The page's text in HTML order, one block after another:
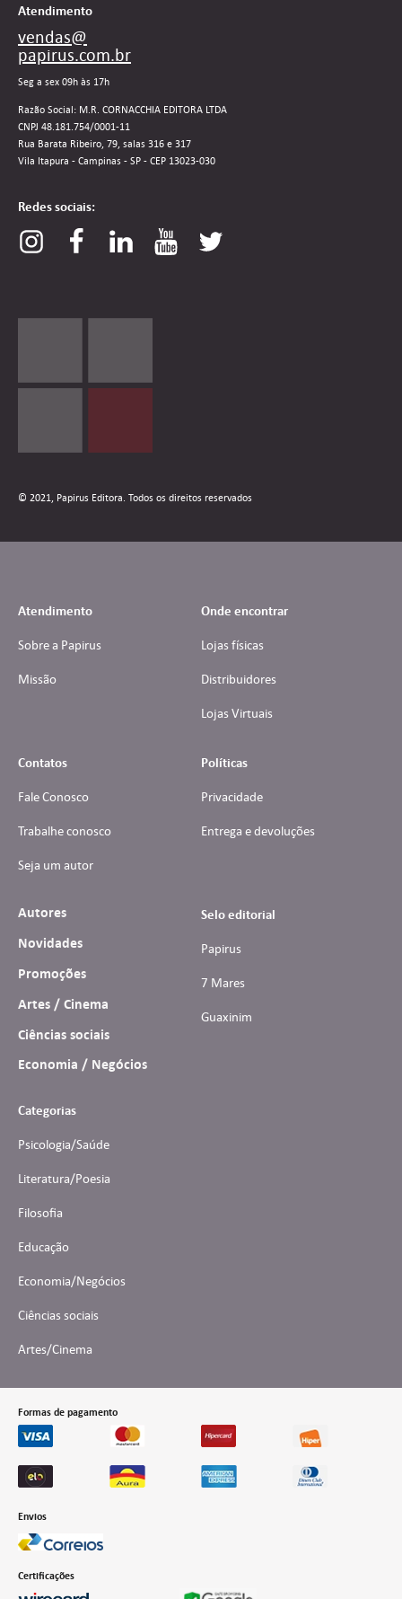
Atendimento
vendas@
papirus.com.br
Seg a sex 09h às 17h
Razão Social: M.R. CORNACCHIA EDITORA LTDA
CNPJ 48.181.754/0001-11
Rua Barata Ribeiro, 79, salas 316 e 317
Vila Itapura - Campinas - SP - CEP 13023-030
Redes sociais:
© 2021, Papirus Editora. Todos os direitos reservados
Atendimento
Sobre a Papirus
Missão
Onde encontrar
Lojas físicas
Distribuidores
Lojas Virtuais
Contatos
Fale Conosco
Trabalhe conosco
Seja um autor
Políticas
Privacidade
Entrega e devoluções
Autores
Novidades
Promoções
Artes / Cinema
Ciências sociais
Economia / Negócios
Selo editorial
Papirus
7 Mares
Guaxinim
Categorias
Psicologia/Saúde
Literatura/Poesia
Filosofia
Educação
Economia/Negócios
Ciências sociais
Artes/Cinema
Formas de pagamento
Envios
Certificações